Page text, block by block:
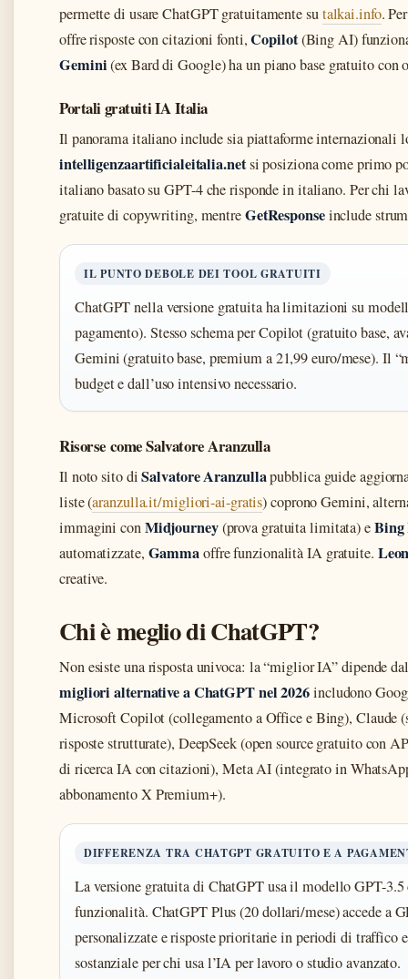
permette di usare ChatGPT gratuitamente sutalkai.info.
offre risposte con citazioni fonti,Copilot(Bing AI)
Gemini(ex Bard di Google) ha un piano base gratuito con
Portali gratuiti IA Italia
Il panorama italiano include sia piattaforme internazionali
intelligenzaartificialeitalia.netsi posiziona come primo
italiano basato su GPT-4 che risponde in italiano. Per chi
gratuite di copywriting, mentreGetResponseinclude
IL PUNTO DEBOLE DEI TOOL GRATUITI
ChatGPT nella versione gratuita ha limitazioni su
pagamento). Stesso schema per Copilot (gratuito base,
Gemini (gratuito base, premium a 21,99 euro/mese). Il
budget e dall’uso intensivo necessario.
Risorse come Salvatore Aranzulla
Il noto sito diSalvatore Aranzullapubblica guide
liste (aranzulla.it/migliori-ai-gratis) coprono Gemini,
immagini conMidjourney(prova gratuita limitata) eBing
automatizzate, Gammaoffre funzionalità IA gratuite.
creative.
Chi è meglio di ChatGPT?
Non esiste una risposta univoca: la “miglior IA” dipende
migliori alternative a ChatGPT nel 2026includono
Microsoft Copilot (collegamento a Office e Bing), Claude
risposte strutturate), DeepSeek (open source gratuito con
di ricerca IA con citazioni), Meta AI (integrato in
abbonamento X Premium+).
DIFFERENZA TRA CHATGPT GRATUITO E A
La versione gratuita di ChatGPT usa il modello GPT-
funzionalità. ChatGPT Plus (20 dollari/mese) accede a
personalizzate e risposte prioritarie in periodi di traffico
sostanziale per chi usa l’IA per lavoro o studio avanzato.